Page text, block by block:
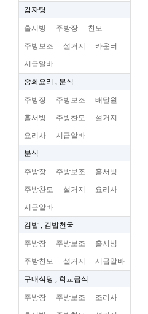
감자탕
홀서빙 주방장 찬모
주방보조 설거지 카운터
시급알바
중화요리 , 분식
주방장 주방보조 배달원
홀서빙 주방찬모 설거지
요리사 시급알바
분식
주방장 주방보조 홀서빙
주방찬모 설거지 요리사
시급알바
김밥 , 김밥천국
주방장 주방보조 홀서빙
주방찬모 설거지 시급알바
구내식당 , 학교급식
주방장 주방보조 조리사